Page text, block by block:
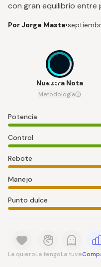
con gran equilibrio
Por Jorge Masta•
6.9
Nuestra Nota
Metodología
Potencia
Control
Rebote
Manejo
Punto dulce
La quieroLa tengoLa tuve